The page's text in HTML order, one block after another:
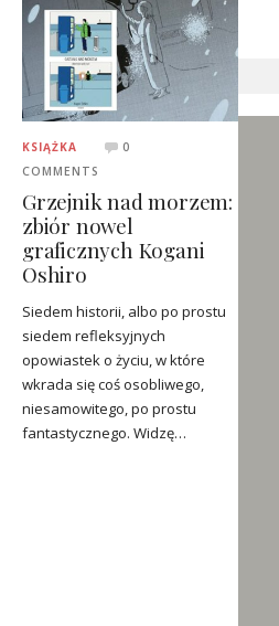
KSIĄŻKA
0
COMMENTS
Grzejnik nad morzem:
zbiór nowel
graficznych Kogani
Oshiro
Siedem historii, albo po prostu
siedem refleksyjnych
opowiastek o życiu, w które
wkrada się coś osobliwego,
niesamowitego, po prostu
fantastycznego. Widzę…